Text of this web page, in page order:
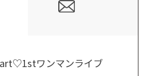
ワンマンライブ